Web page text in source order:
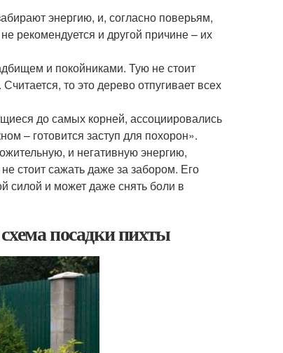
энергию, и, согласно поверьям,
рекомендуется и другой причине – их
и покойниками. Тую не стоит
то это дерево отпугивает всех
до самых корней, ассоциировались
– готовится заступ для похорон».
и негативную энергию,
стоит сажать даже за забором. Его
силой и может даже снять боли в
посадки пихты